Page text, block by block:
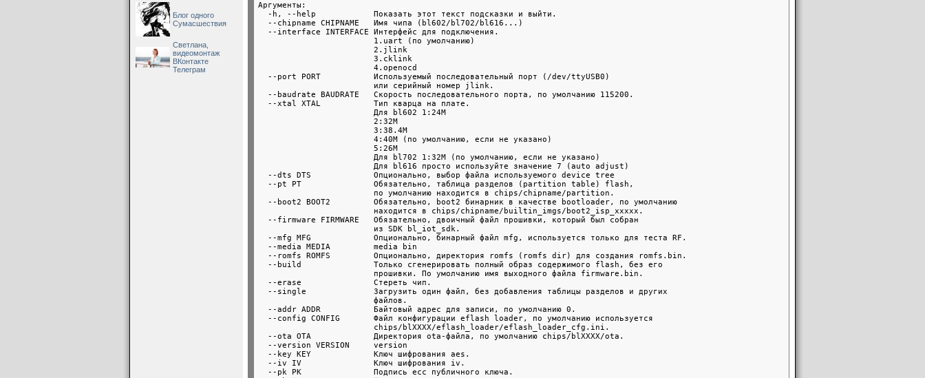
Блог одного
Сумасшествия
Светлана,
видеомонтаж
ВКонтакте
Телеграм
Аргументы:
  -h, --help            Показать этот текст подсказки и выйти.
  --chipname CHIPNAME   Имя чипа (bl602/bl702/bl616...)
  --interface INTERFACE Интерфейс для подключения.
                        1.uart (по умолчанию)
                        2.jlink
                        3.cklink
                        4.openocd
  --port PORT           Используемый последовательный порт (/dev/ttyUSB0)
                        или серийный номер jlink.
  --baudrate BAUDRATE   Скорость последовательного порта, по умолчанию 115200.
  --xtal XTAL           Тип кварца на плате.
                        Для bl602 1:24M
                        2:32M
                        3:38.4M
                        4:40M (по умолчанию, если не указано)
                        5:26M
                        Для bl702 1:32M (по умолчанию, если не указано)
                        Для bl616 просто используйте значение 7 (auto adjust)
  --dts DTS             Опционально, выбор файла используемого device tree
  --pt PT               Обязательно, таблица разделов (partition table) flash,
                        по умолчанию находится в chips/chipname/partition.
  --boot2 BOOT2         Обязательно, boot2 бинарник в качестве bootloader, по умолчанию
                        находится в chips/chipname/builtin_imgs/boot2_isp_xxxxx.
  --firmware FIRMWARE   Обязательно, двоичный файл прошивки, который был собран
                        из SDK bl_iot_sdk.
  --mfg MFG             Опционально, бинарный файл mfg, используется только для теста RF.
  --media MEDIA         media bin
  --romfs ROMFS         Опционально, директория romfs (romfs dir) для создания romfs.bin.
  --build               Только сгенерировать полный образ содержимого flash, без его
                        прошивки. По умолчанию имя выходного файла firmware.bin.
  --erase               Стереть чип.
  --single              Загрузить один файл, без добавления таблицы разделов и других
                        файлов.
  --addr ADDR           Байтовый адрес для записи, по умолчанию 0.
  --config CONFIG       Файл конфигурации eflash loader, по умолчанию используется
                        chips/blXXXX/eflash_loader/eflash_loader_cfg.ini.
  --ota OTA             Директория ota-файла, по умолчанию chips/blXXXX/ota.
  --version VERSION     version
  --key KEY             Ключ шифрования aes.
  --iv IV               Ключ шифрования iv.
  --pk PK               Подпись ecc публичного ключа.